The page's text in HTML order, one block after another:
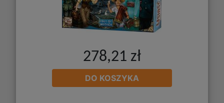
278,21 zł
DO KOSZYKA